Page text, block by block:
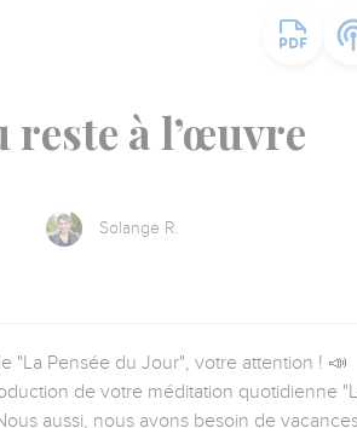
reste à l’œuvre
Solange R.
"La Pensée du Jour", votre attention ! 📣
de votre méditation quotidienne
aussi, nous avons besoin de